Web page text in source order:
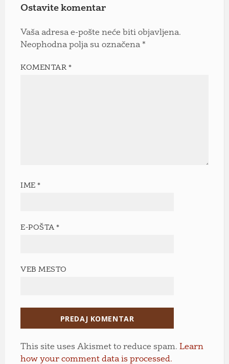
Ostavite komentar
Vaša adresa e-pošte neće biti objavljena.
Neophodna polja su označena *
KOMENTAR*
IME*
E-POŠTA*
VEB MESTO
This site uses Akismet to reduce spam. Learn
how your comment data is processed.